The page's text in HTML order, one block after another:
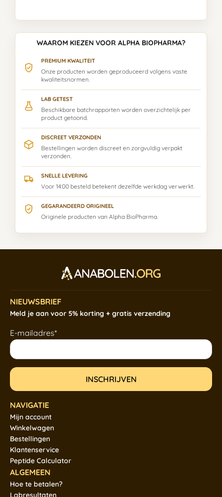
WAAROM KIEZEN VOOR ALPHA BIOPHARMA?
PREMIUM KWALITEIT
Onze producten worden geproduceerd volgens vaste
kwaliteitsnormen.
LAB GETEST
Beschikbare batchrapporten worden overzichtelijk per
product getoond.
DISCREET VERZONDEN
Bestellingen worden discreet en zorgvuldig verpakt
verzonden.
SNELLE LEVERING
Voor 14:00 besteld betekent dezelfde werkdag verwerkt.
GEGARANDEERD ORIGINEEL
Originele producten van Alpha BioPharma.
NIEUWSBRIEF
Meld je aan voor 5% korting + gratis verzending
E-mailadres*
NAVIGATIE
Mijn account
Winkelwagen
Bestellingen
Klantenservice
Peptide Calculator
ALGEMEEN
Hoe te betalen?
Labresultaten